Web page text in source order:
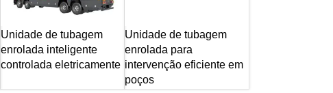
Unidade de tubagem
enrolada inteligente
controlada eletricamente
Unidade de tubagem
enrolada para
intervenção eficiente em
poços